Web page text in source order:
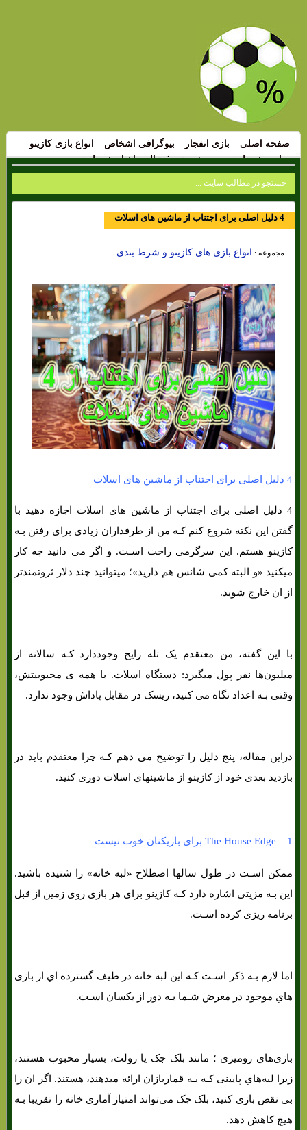
صفحه اصلی بازی انفجار بیوگرافی اشخاص
انواع بازی کازینو
سایت شرط بندی
پیش بینی فوتبال اخبار شرط بندی
4 دلیل اصلی برای اجتناب از ماشین های اسلات
مجموعه : انواع بازی های کازینو و شرط بندی
4 دلیل اصلی برای اجتناب از ماشین های اسلات
4 دلیل اصلی برای اجتناب از ماشین های اسلات اجازه دهید با
گفتن این نکته شروع کنم کـه من از طرفداران زیادی برای رفتن بـه
کازینو هستم. این سرگرمی راحت اسـت. و اگر می دانید چه کار
میکنید «و البته کمی شانس هم دارید»؛ میتوانید چند دلار ثروتمندتر
از ان خارج شوید.
با این گفته، من معتقدم یک تله رایج وجوددارد کـه سالانه از
میلیون‌ها نفر پول میگیرد: دستگاه اسلات. با همه ی محبوبیتش،
وقتی بـه اعداد نگاه می کنید، ریسک در مقابل پاداش وجود ندارد.
دراین مقاله، پنج دلیل را توضیح می دهم کـه چرا معتقدم باید در
بازدید بعدی خود از کازینو از ماشینهاي‌ اسلات دوری کنید.
1 – The House Edge برای بازیکنان خوب نیست
ممکن اسـت در طول سالها اصطلاح «لبه خانه» را شنیده باشید.
این بـه مزیتی اشاره دارد کـه کازینو برای هر بازی روی زمین از قبل
برنامه ریزی کرده اسـت.
اما لازم بـه ذکر اسـت کـه این لبه خانه در طیف گسترده اي از بازی
هاي‌ موجود در معرض شـما بـه دور از یکسان اسـت.
بازی‌هاي‌ رومیزی ؛ مانند بلک جک یا رولت، بسیار محبوب هستند،
زیرا لبه‌هاي‌ پایینی کـه بـه قماربازان ارائه میدهند، هستند. اگر ان را
بی نقص بازی کنید، بلک جک می‌تواند امتیاز آماری خانه را تقریبا بـه
هیچ کاهش دهد.